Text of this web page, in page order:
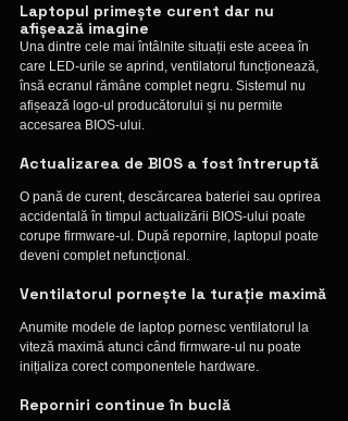
Laptopul primește curent dar nu
afișează imagine
Una dintre cele mai întâlnite situații este aceea în
care LED-urile se aprind, ventilatorul funcționează,
însă ecranul rămâne complet negru. Sistemul nu
afișează logo-ul producătorului și nu permite
accesarea BIOS-ului.
Actualizarea de BIOS a fost întreruptă
O pană de curent, descărcarea bateriei sau oprirea
accidentală în timpul actualizării BIOS-ului poate
corupe firmware-ul. După repornire, laptopul poate
deveni complet nefuncțional.
Ventilatorul pornește la turație maximă
Anumite modele de laptop pornesc ventilatorul la
viteză maximă atunci când firmware-ul nu poate
inițializa corect componentele hardware.
Reporniri continue în buclă